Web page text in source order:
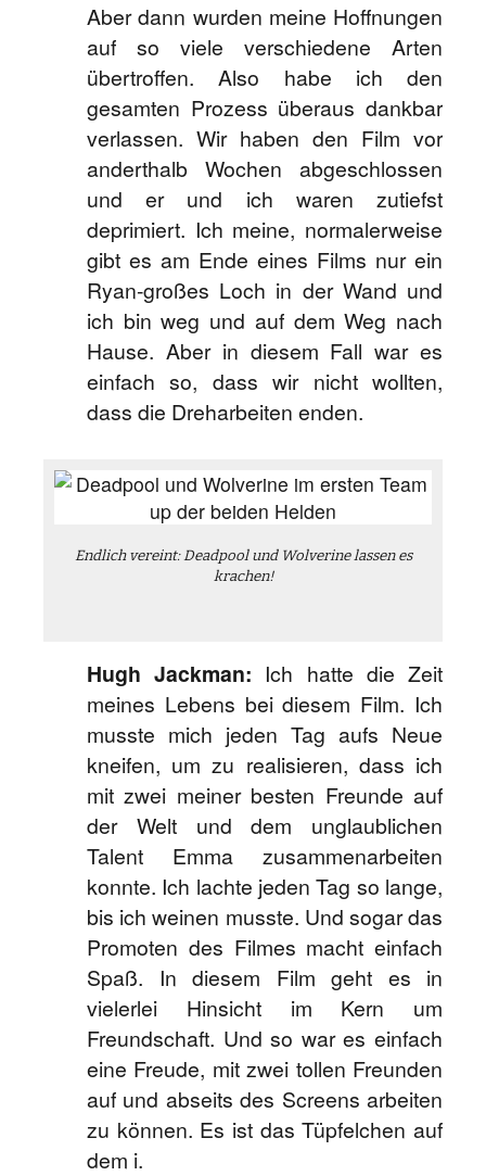
Aber dann wurden meine Hoffnungen
auf so viele verschiedene Arten
übertroffen. Also habe ich den
gesamten Prozess überaus dankbar
verlassen. Wir haben den Film vor
anderthalb Wochen abgeschlossen
und er und ich waren zutiefst
deprimiert. Ich meine, normalerweise
gibt es am Ende eines Films nur ein
Ryan-großes Loch in der Wand und
ich bin weg und auf dem Weg nach
Hause. Aber in diesem Fall war es
einfach so, dass wir nicht wollten,
dass die Dreharbeiten enden.
Endlich vereint: Deadpool und Wolverine lassen es
krachen!
Hugh Jackman: Ich hatte die Zeit
meines Lebens bei diesem Film. Ich
musste mich jeden Tag aufs Neue
kneifen, um zu realisieren, dass ich
mit zwei meiner besten Freunde auf
der Welt und dem unglaublichen
Talent Emma zusammenarbeiten
konnte. Ich lachte jeden Tag so lange,
bis ich weinen musste. Und sogar das
Promoten des Filmes macht einfach
Spaß. In diesem Film geht es in
vielerlei Hinsicht im Kern um
Freundschaft. Und so war es einfach
eine Freude, mit zwei tollen Freunden
auf und abseits des Screens arbeiten
zu können. Es ist das Tüpfelchen auf
dem i.